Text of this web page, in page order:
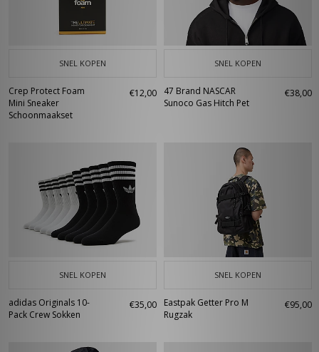
SNEL KOPEN
Crep Protect Foam
Mini Sneaker
Schoonmaakset
€12,00
SNEL KOPEN
47 Brand NASCAR
Sunoco Gas Hitch Pet
€38,00
SNEL KOPEN
adidas Originals 10-
Pack Crew Sokken
€35,00
SNEL KOPEN
Eastpak Getter Pro M
Rugzak
€95,00